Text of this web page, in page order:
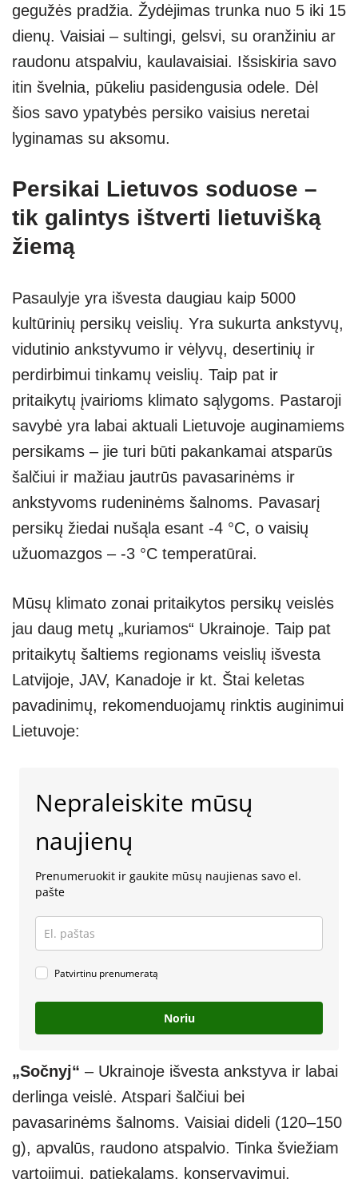
gegužės pradžia. Žydėjimas trunka nuo 5 iki 15
dienų. Vaisiai – sultingi, gelsvi, su oranžiniu ar
raudonu atspalviu, kaulavaisiai. Išsiskiria savo
itin švelnia, pūkeliu pasidengusia odele. Dėl
šios savo ypatybės persiko vaisius neretai
lyginamas su aksomu.
Persikai Lietuvos soduose –
tik galintys ištverti lietuvišką
žiemą
Pasaulyje yra išvesta daugiau kaip 5000
kultūrinių persikų veislių. Yra sukurta ankstyvų,
vidutinio ankstyvumo ir vėlyvų, desertinių ir
perdirbimui tinkamų veislių. Taip pat ir
pritaikytų įvairioms klimato sąlygoms. Pastaroji
savybė yra labai aktuali Lietuvoje auginamiems
persikams – jie turi būti pakankamai atsparūs
šalčiui ir mažiau jautrūs pavasarinėms ir
ankstyvoms rudeninėms šalnoms. Pavasarį
persikų žiedai nušąla esant -4 °C, o vaisių
užuomazgos – -3 °C temperatūrai.
Mūsų klimato zonai pritaikytos persikų veislės
jau daug metų „kuriamos“ Ukrainoje. Taip pat
pritaikytų šaltiems regionams veislių išvesta
Latvijoje, JAV, Kanadoje ir kt. Štai keletas
pavadinimų, rekomenduojamų rinktis auginimui
Lietuvoje:
Nepraleiskite mūsų
naujienų
Prenumeruokit ir gaukite mūsų naujienas savo el.
pašte
Patvirtinu prenumeratą
Noriu
„Sočnyj“ – Ukrainoje išvesta ankstyva ir labai
derlinga veislė. Atspari šalčiui bei
pavasarinėms šalnoms. Vaisiai dideli (120–150
g), apvalūs, raudono atspalvio. Tinka šviežiam
vartojimui, patiekalams, konservavimui.